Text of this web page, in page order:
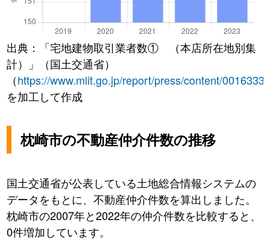
出典：「宅地建物取引業者数① （本店所在地別集
計）」（国土交通省）
（https://www.mlit.go.jp/report/press/content/
を加工して作成
枕崎市の不動産仲介件数の推移
国土交通省が公表している土地総合情報システムの
データをもとに、不動産仲介件数を算出しました。
枕崎市の2007年と2022年の仲介件数を比較すると、
0件増加しています。